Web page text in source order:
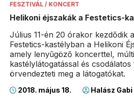
FESZTIVÁL / KONCERT
Helikoni éjszakák a Festetics-
Július 11-én 20 órakor kezdődik
Festetics-kastélyban a Helikoni
amely lenyűgöző koncerttel,
kastélylátogatással és
örvendezteti meg a látogatókat.
2018. május 18. Halász Gabi